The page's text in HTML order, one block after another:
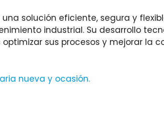
solución eficiente, segura y
industrial. Su desarrollo
sus procesos y mejorar la
nueva y ocasión.